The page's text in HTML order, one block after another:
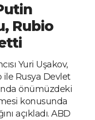
Rubio
Yuri Uşakov,
ile Rusya Devlet
önümüzdeki
konusunda
açıkladı. ABD